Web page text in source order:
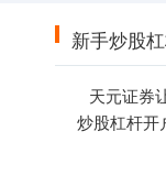
新手炒股
天元证券
炒股杠杆开